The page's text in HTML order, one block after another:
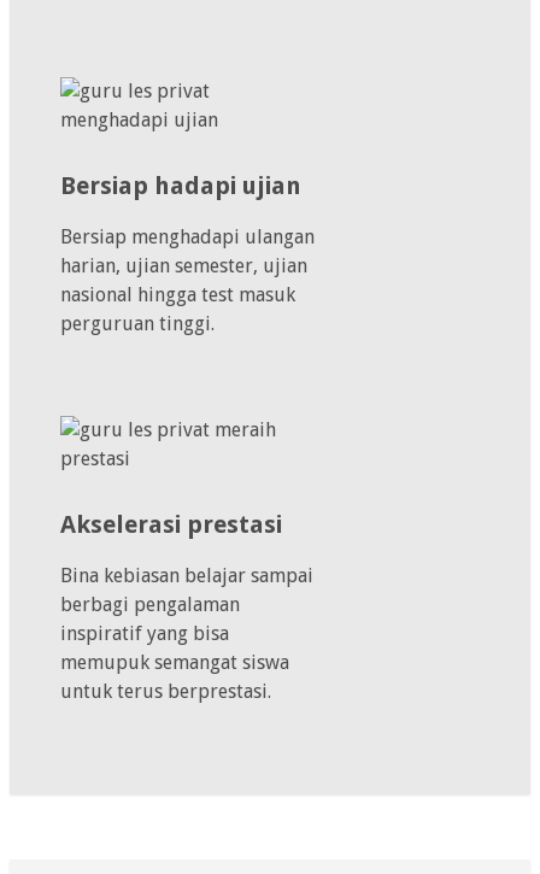
Bersiap hadapi ujian
Bersiap menghadapi ulangan
harian, ujian semester, ujian
nasional hingga test masuk
perguruan tinggi.
Akselerasi prestasi
Bina kebiasan belajar sampai
berbagi pengalaman
inspiratif yang bisa
memupuk semangat siswa
untuk terus berprestasi.